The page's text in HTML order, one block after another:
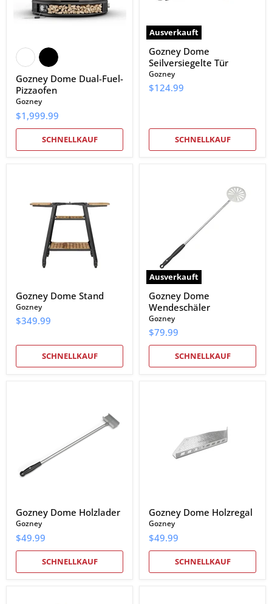
Gozney Dome Dual-Fuel-
Pizzaofen
Gozney
$1,999.99
SCHNELLKAUF
Ausverkauft
Gozney Dome
Seilversiegelte Tür
Gozney
$124.99
SCHNELLKAUF
Gozney Dome Stand
Gozney
$349.99
SCHNELLKAUF
Ausverkauft
Gozney Dome
Wendeschäler
Gozney
$79.99
SCHNELLKAUF
Gozney Dome Holzlader
Gozney
$49.99
SCHNELLKAUF
Gozney Dome Holzregal
Gozney
$49.99
SCHNELLKAUF